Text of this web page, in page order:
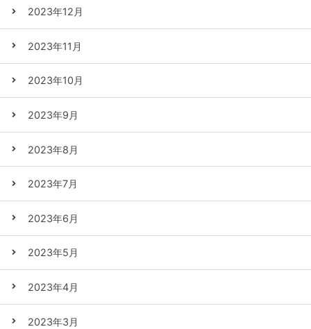
2023年12月
2023年11月
2023年10月
2023年9月
2023年8月
2023年7月
2023年6月
2023年5月
2023年4月
2023年3月